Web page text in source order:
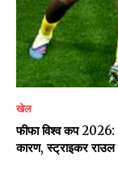
खेल
फीफा विश्व कप
कारण, स्ट्राइकर